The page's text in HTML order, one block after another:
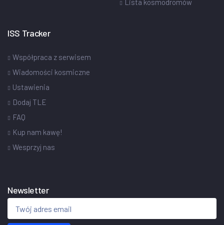
Lista kosmodromów
ISS Tracker
Współpraca z serwisem
Wiadomości kosmiczne
Ustawienia
Dodaj TLE
FAQ
Kup nam kawę!
Wesprzyj nas
Newsletter